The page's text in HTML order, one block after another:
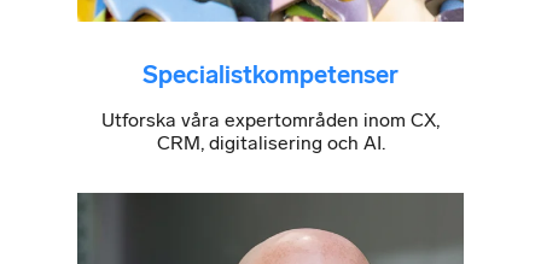
Specialistkompetenser
Utforska våra expertområden inom CX,
CRM, digitalisering och AI.